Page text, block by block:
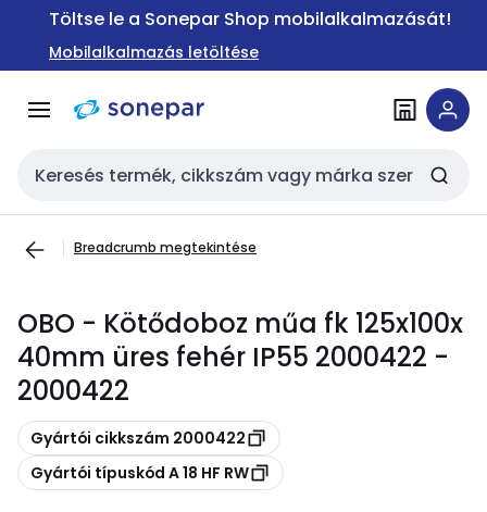
Ugrás a
Ugrás a
tartalomra
Töltse le a Sonepar Shop mobilalkalmazását!
Mobilalkalmazás letöltése
Keresési bemenet
Breadcrumb megtekintése
OBO - Kötődoboz műa fk 125x100x
40mm üres fehér IP55 2000422 -
2000422
Másolás
Gyártói cikkszám 2000422
Másolás
Gyártói típuskód A 18 HF RW